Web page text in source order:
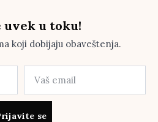
uvek u toku!
koji dobijaju obaveštenja.
se